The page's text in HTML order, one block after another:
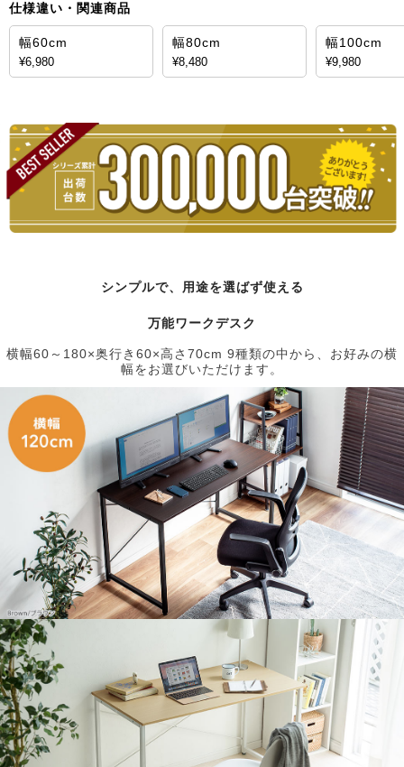
仕様違い・関連商品
幅60cm
¥6,980
幅80cm
¥8,480
幅100cm
¥9,980
シンプルで、用途を選ばず使える
万能ワークデスク
横幅60～180×奥行き60×高さ70cm 9種類の中から、お好みの横
幅をお選びいただけます。